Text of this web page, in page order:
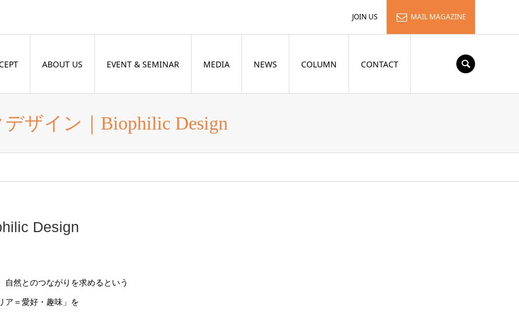
JOIN US MAIL MAGAZINE
ABOUT US EVENT & SEMINAR MEDIA NEWS COLUMN CONTACT
ザイン｜Biophilic Design
Design
然とのつながりを求めるという
ア＝愛好・趣味」を